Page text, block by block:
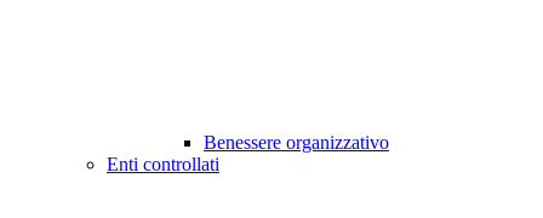
Benessere organizzativo
Enti controllati